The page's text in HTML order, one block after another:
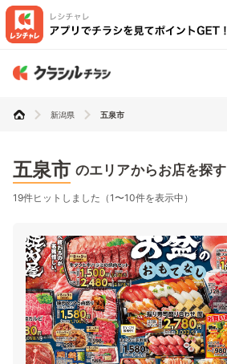
新潟県 五泉市
五泉市 のエリアからお店を探す
19件ヒットしました（1〜10件を表示中）